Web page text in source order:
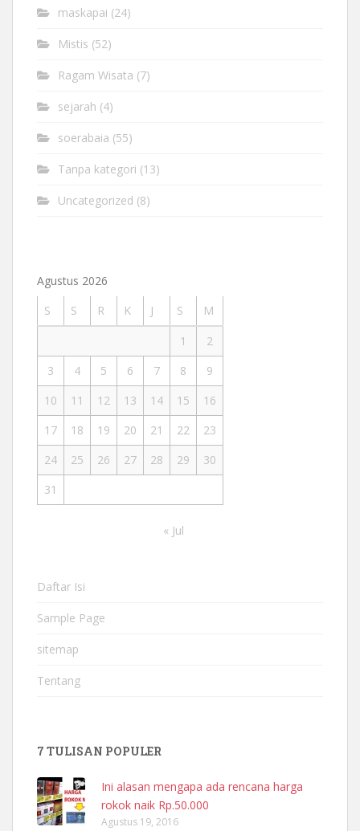
maskapai (24)
Mistis (52)
Ragam Wisata (7)
sejarah (4)
soerabaia (55)
Tanpa kategori (13)
Uncategorized (8)
Agustus 2026
S
S R K J S
M
1
2
3
4 5 6 7 8
9
10
11 12 13 14 15
16
17
18 19 20 21 22
23
24
25 26 27 28 29
30
31
« Jul
Daftar Isi
Sample Page
sitemap
Tentang
7 TULISAN POPULER
Ini alasan mengapa ada rencana harga
rokok naik Rp.50.000
Agustus 19, 2016